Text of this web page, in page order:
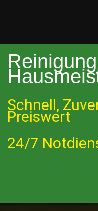
Schnell,
Preiswert
24/7